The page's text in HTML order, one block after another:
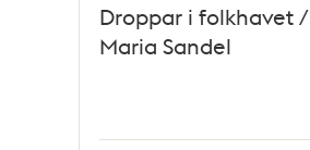
Droppar i folkhavet /
Maria Sandel